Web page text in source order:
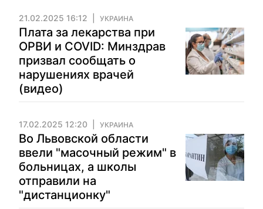
21.02.2025 16:12 УКРАИНА
Плата за лекарства при
ОРВИ и COVID: Минздрав
призвал сообщать о
нарушениях врачей
(видео)
17.02.2025 12:20 УКРАИНА
Во Львовской области
ввели "масочный режим" в
больницах, а школы
отправили на
"дистанционку"